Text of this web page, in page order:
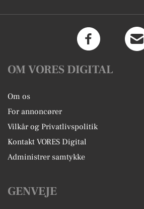
OM VORES DIGITAL
Om os
For annoncører
Vilkår og Privatlivspolitik
Kontakt VORES Digital
Administrer samtykke
GENVEJE